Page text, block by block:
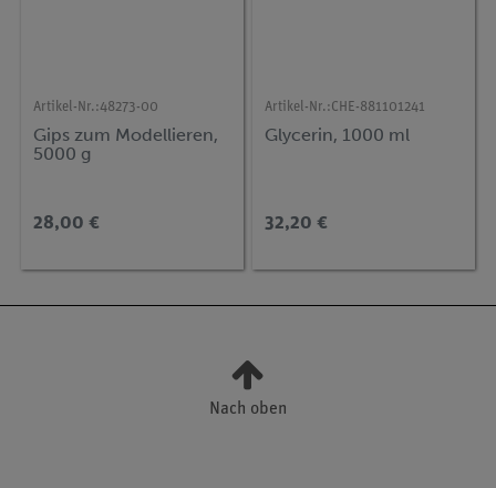
Artikel-Nr.:48273-00
Gips zum Modellieren,
5000 g
28,00 €
Artikel-Nr.:CHE-881101241
Glycerin, 1000 ml
32,20 €
Nach oben